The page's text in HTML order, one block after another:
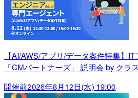
【AI/AWS/アプリ/データ案件特集】
「CMパートナーズ」 説明会 by クラ
開催前2026年8月12日(水) 19:00